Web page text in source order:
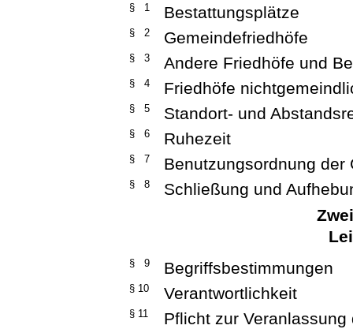
§ 1 Bestattungsplätze
§ 2 Gemeindefriedhöfe
§ 3 Andere Friedhöfe und
§ 4 Friedhöfe
§ 5 Standort- und
§ 6 Ruhezeit
§ 7 Benutzungsordnung der
§ 8
Schließung und
§ 9 Begriffsbestimmungen
§ 10 Verantwortlichkeit
§ 11
Pflicht zur